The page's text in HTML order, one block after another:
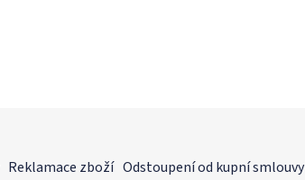
Reklamace zboží Odstoupení od kupní smlouvy